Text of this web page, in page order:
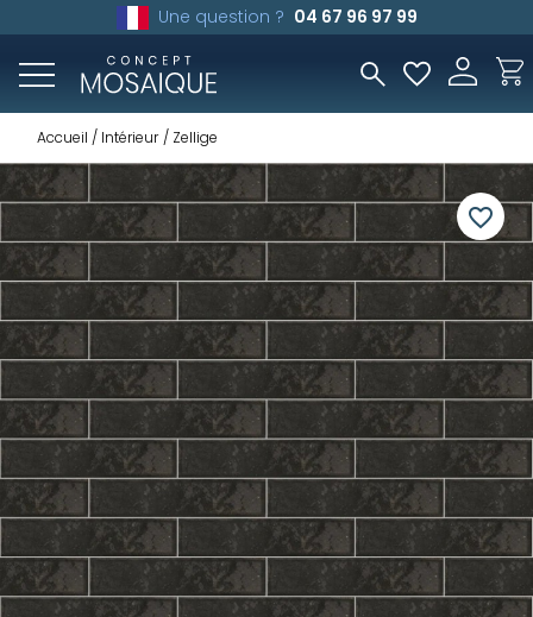
Une question ? 04 67 96 97 99
Accueil Intérieur Zellige
favorite_border